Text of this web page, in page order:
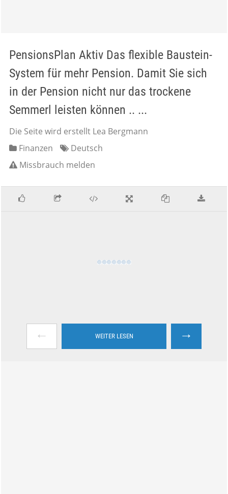
PensionsPlan Aktiv Das flexible Baustein-
System für mehr Pension. Damit Sie sich
in der Pension nicht nur das trockene
Semmerl leisten können .. ...
Die Seite wird erstellt Lea Bergmann
Finanzen
Deutsch
Missbrauch melden
← WEITER LESEN →